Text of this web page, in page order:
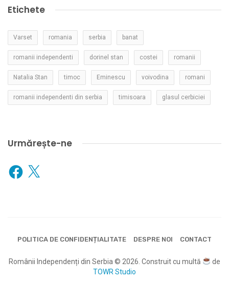
Etichete
Varset romania serbia banat
romanii independenti dorinel stan costei romanii
Natalia Stan timoc Eminescu voivodina romani
romanii independenti din serbia timisoara glasul cerbiciei
Urmărește-ne
Facebook
X
POLITICA DE CONFIDENȚIALITATE DESPRE NOI CONTACT
Românii Independenți din Serbia © 2026. Construit cu multă
de
TOWR Studio